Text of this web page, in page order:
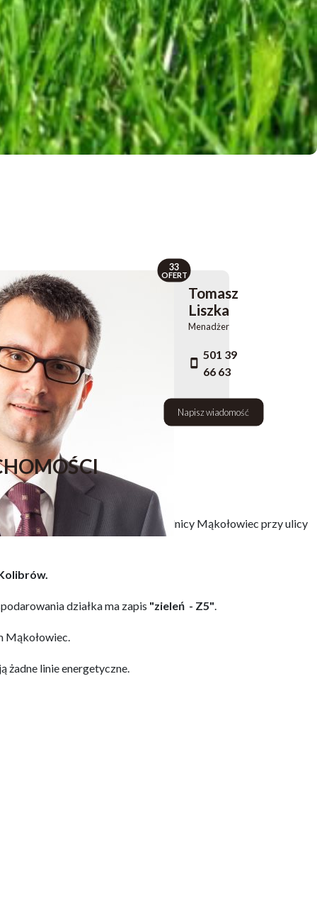
Tomasz
Liszka
Menadżer
501 39
66 63
Napisz wiadomość
33
OFERT
położoną w Tychach, w dzielnicy Mąkołowiec przy ulicy
działka ma zapis "zieleń - Z5".
Mąkołowiec.
żadne linie energetyczne.